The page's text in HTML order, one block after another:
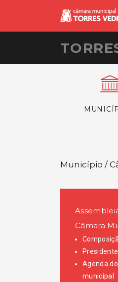
Município /
Câmara
Presidente
Agenda
municipal